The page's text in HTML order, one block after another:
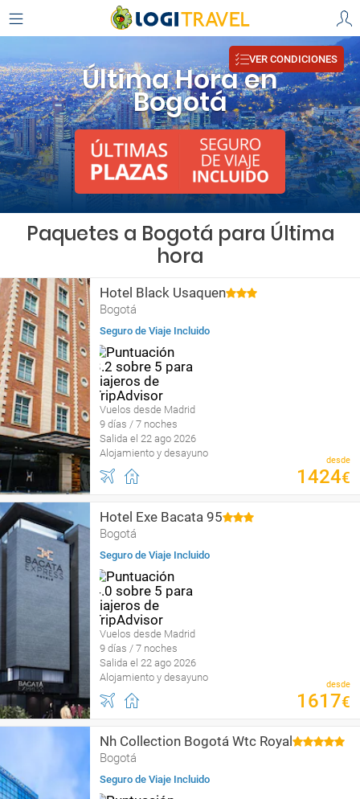
Última Hora en
Bogotá
VER CONDICIONES
Paquetes a Bogotá para Última
hora
Hotel Black Usaquen
Bogotá
Seguro de Viaje Incluido
Vuelos desde Madrid
9 días / 7 noches
Salida el 22 ago 2026
Alojamiento y desayuno
desde
1424€
Hotel Exe Bacata 95
Bogotá
Seguro de Viaje Incluido
Vuelos desde Madrid
9 días / 7 noches
Salida el 22 ago 2026
Alojamiento y desayuno
desde
1617€
Nh Collection Bogotá Wtc Royal
Bogotá
Seguro de Viaje Incluido